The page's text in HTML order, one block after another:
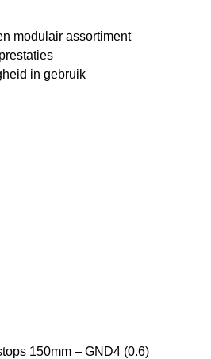
modulair assortiment
in gebruik
150mm – GND4 (0.6)